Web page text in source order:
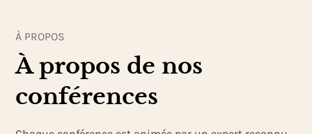
À PROPOS
À propos de nos
conférences